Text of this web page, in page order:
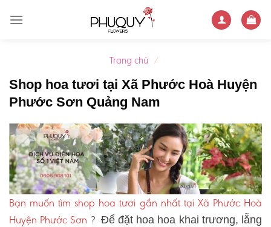
Trang chủ /
Shop hoa tươi tại Xã Phước Hoà Huyện
Phước Sơn Quảng Nam
Bạn muốn tìm shop hoa tươi gần nhất tại Xã Phước Hoà
Huyện Phước Sơn ?Để đặt hoa hoa khai trương, lẵng